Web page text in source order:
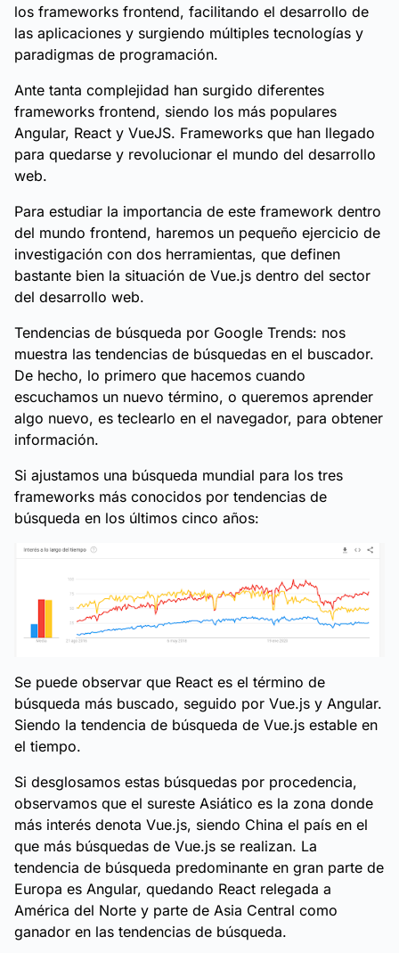
los frameworks frontend, facilitando el desarrollo de
las aplicaciones y surgiendo múltiples tecnologías y
paradigmas de programación.
Ante tanta complejidad han surgido diferentes
frameworks frontend, siendo los más populares
Angular, React y VueJS. Frameworks que han llegado
para quedarse y revolucionar el mundo del desarrollo
web.
Para estudiar la importancia de este framework dentro
del mundo frontend, haremos un pequeño ejercicio de
investigación con dos herramientas, que definen
bastante bien la situación de Vue.js dentro del sector
del desarrollo web.
Tendencias de búsqueda por Google Trends: nos
muestra las tendencias de búsquedas en el buscador.
De hecho, lo primero que hacemos cuando
escuchamos un nuevo término, o queremos aprender
algo nuevo, es teclearlo en el navegador, para obtener
información.
Si ajustamos una búsqueda mundial para los tres
frameworks más conocidos por tendencias de
búsqueda en los últimos cinco años:
Se puede observar que React es el término de
búsqueda más buscado, seguido por Vue.js y Angular.
Siendo la tendencia de búsqueda de Vue.js estable en
el tiempo.
Si desglosamos estas búsquedas por procedencia,
observamos que el sureste Asiático es la zona donde
más interés denota Vue.js, siendo China el país en el
que más búsquedas de Vue.js se realizan. La
tendencia de búsqueda predominante en gran parte de
Europa es Angular, quedando React relegada a
América del Norte y parte de Asia Central como
ganador en las tendencias de búsqueda.